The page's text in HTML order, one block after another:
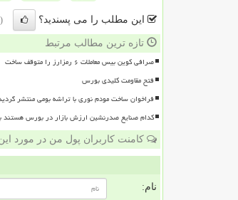
این مطلب را می پسندید؟ (1)
تازه ترین مطالب مرتبط
صرافی کوین بیس معاملات ۶ رمزارز را متوقف ساخت
فتح مقاومت کلیدی بورس
فراخوان ساخت مودم نوری با تراشه بومی منتشر
کدام صنایع صدرنشین ارزش بازار در بورس هستند به علاوه
کامنت کاربران پول من در مورد
نام: